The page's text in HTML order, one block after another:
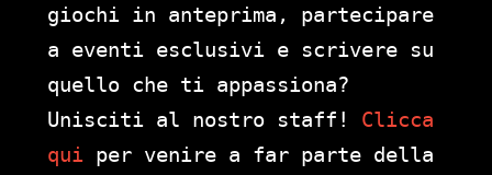
giochi in anteprima, partecipare
a eventi esclusivi e scrivere su
quello che ti appassiona?
Unisciti al nostro staff! Clicca
qui per venire a far parte della